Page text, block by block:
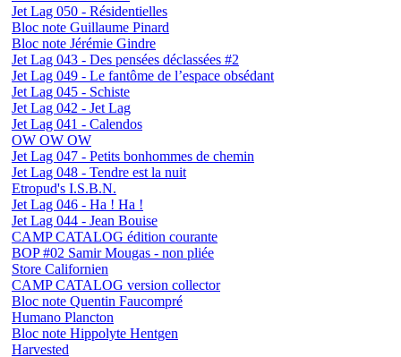
Jet Lag 050 - Résidentielles
Bloc note Guillaume Pinard
Bloc note Jérémie Gindre
Jet Lag 043 - Des pensées déclassées #2
Jet Lag 049 - Le fantôme de l’espace obsédant
Jet Lag 045 - Schiste
Jet Lag 042 - Jet Lag
Jet Lag 041 - Calendos
OW OW OW
Jet Lag 047 - Petits bonhommes de chemin
Jet Lag 048 - Tendre est la nuit
Etropud's I.S.B.N.
Jet Lag 046 - Ha ! Ha !
Jet Lag 044 - Jean Bouise
CAMP CATALOG édition courante
BOP #02 Samir Mougas - non pliée
Store Californien
CAMP CATALOG version collector
Bloc note Quentin Faucompré
Humano Plancton
Bloc note Hippolyte Hentgen
Harvested